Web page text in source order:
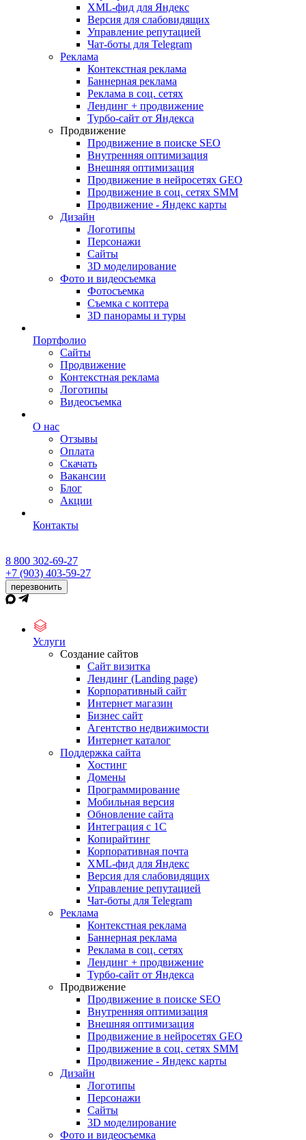
XML-фид для Яндекс
Версия для слабовидящих
Управление репутацией
Чат-боты для Telegram
Реклама
Контекстная реклама
Баннерная реклама
Реклама в соц. сетях
Лендинг + продвижение
Турбо-сайт от Яндекса
Продвижение
Продвижение в поиске SEO
Внутренняя оптимизация
Внешняя оптимизация
Продвижение в нейросетях GEO
Продвижение в соц. сетях SMM
Продвижение - Яндекс карты
Дизайн
Логотипы
Персонажи
Сайты
3D моделирование
Фото и видеосъемка
Фотосъемка
Съемка с коптера
3D панорамы и туры
Портфолио
Сайты
Продвижение
Контекстная реклама
Логотипы
Видеосъемка
О нас
Отзывы
Оплата
Скачать
Вакансии
Блог
Акции
Контакты
8 800 302-69-27
+7 (903) 403-59-27
перезвонить
Услуги
Создание сайтов
Сайт визитка
Лендинг (Landing page)
Корпоративный сайт
Интернет магазин
Бизнес сайт
Агентство недвижимости
Интернет каталог
Поддержка сайта
Хостинг
Домены
Программирование
Мобильная версия
Обновление сайта
Интеграция с 1С
Копирайтинг
Корпоративная почта
XML-фид для Яндекс
Версия для слабовидящих
Управление репутацией
Чат-боты для Telegram
Реклама
Контекстная реклама
Баннерная реклама
Реклама в соц. сетях
Лендинг + продвижение
Турбо-сайт от Яндекса
Продвижение
Продвижение в поиске SEO
Внутренняя оптимизация
Внешняя оптимизация
Продвижение в нейросетях GEO
Продвижение в соц. сетях SMM
Продвижение - Яндекс карты
Дизайн
Логотипы
Персонажи
Сайты
3D моделирование
Фото и видеосъемка